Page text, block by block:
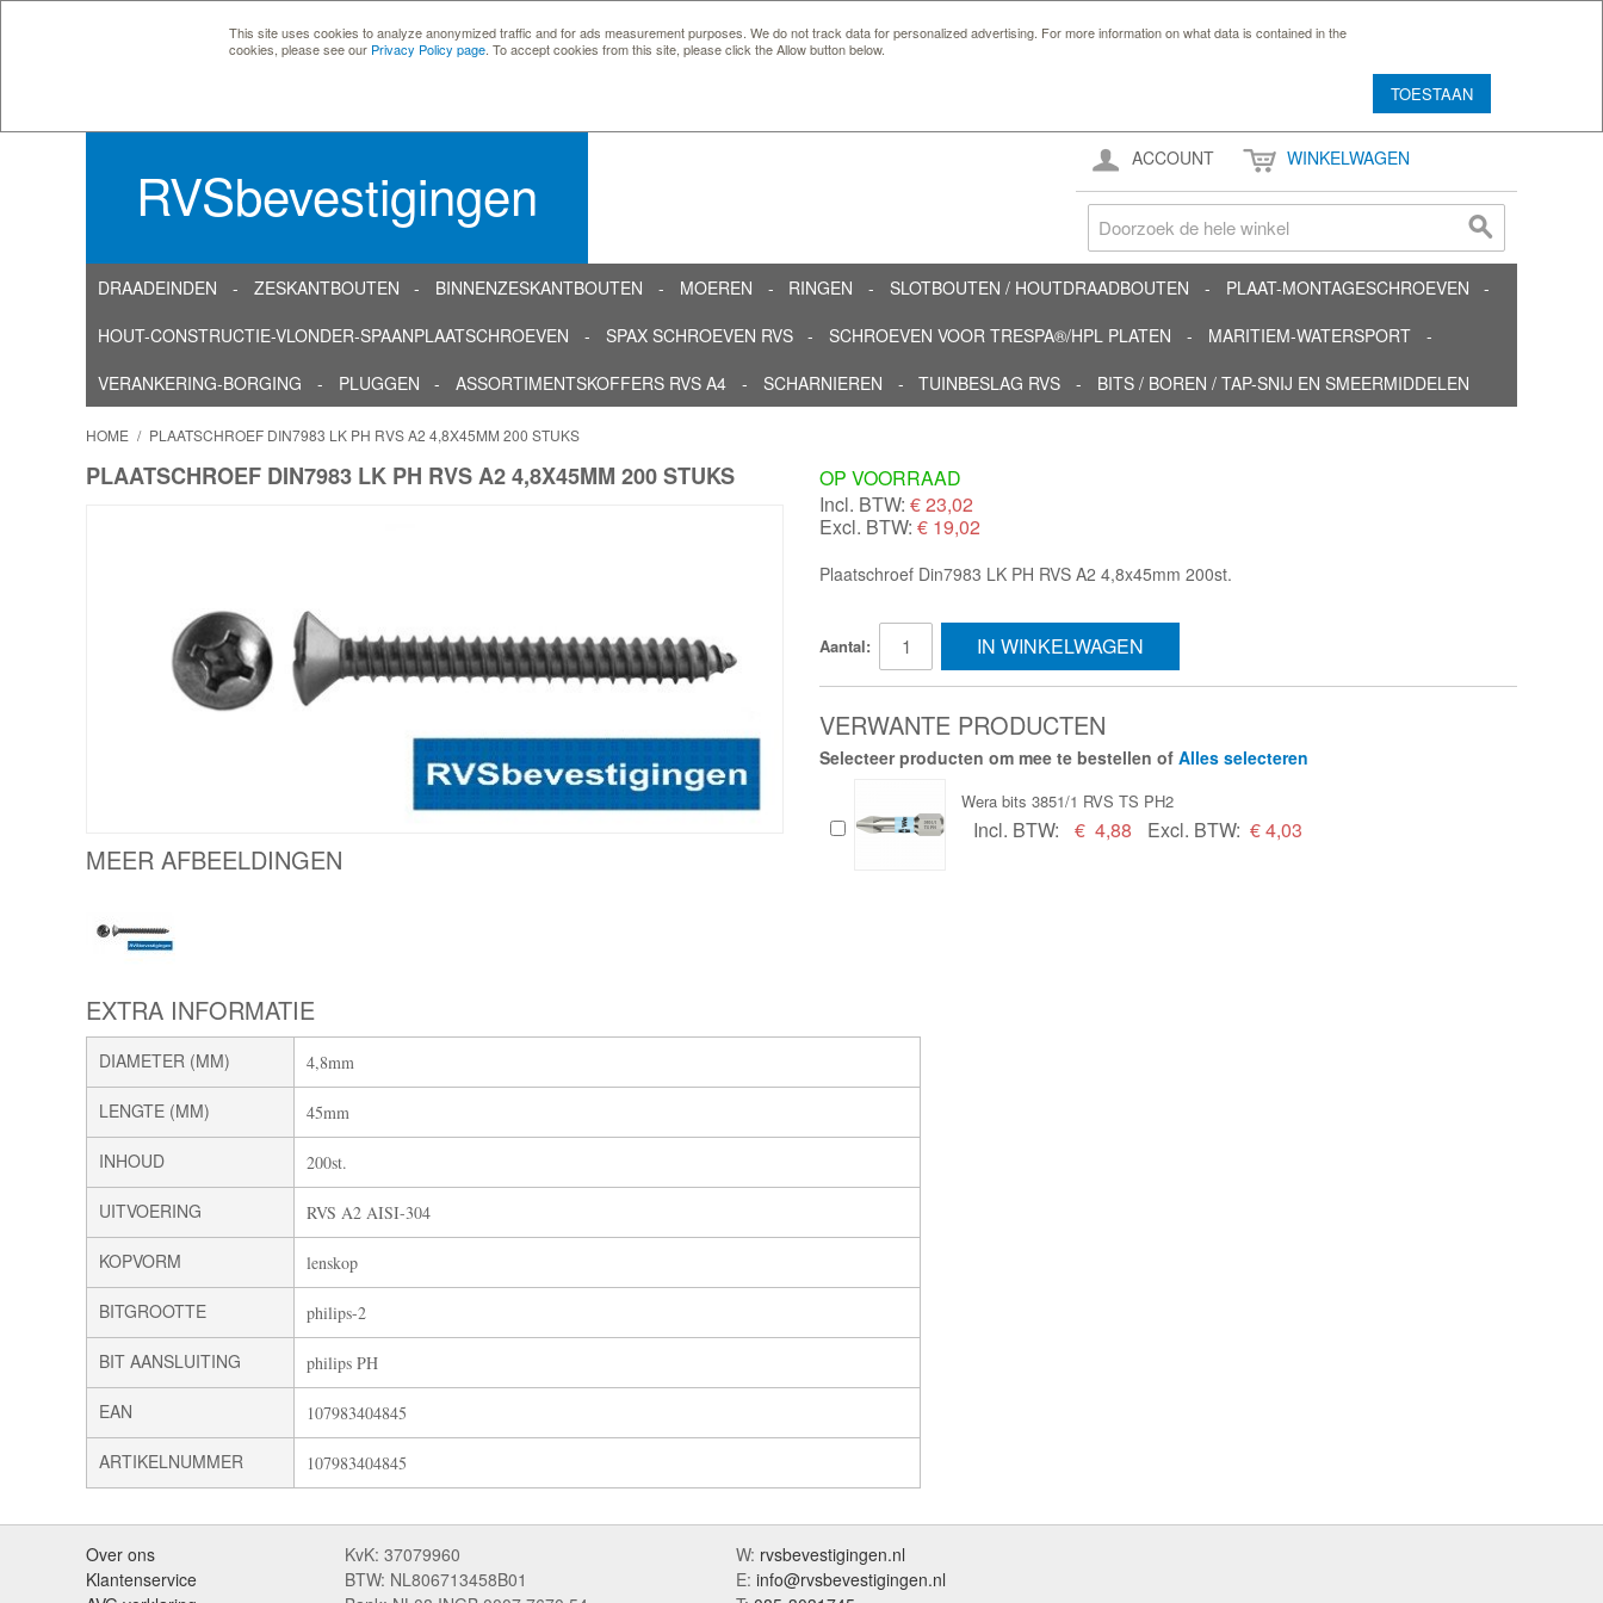
This site uses cookies to analyze anonymized traffic and for ads measurement purposes. We do not track data for personalized advertising. For more information on what data is contained in the
cookies, please see our Privacy Policy page . To accept cookies from this site, please click the Allow button below.
TOESTAAN
RVSbevestigingen
ACCOUNT WINKELWAGEN
DRAADEINDEN ZESKANTBOUTEN BINNENZESKANTBOUTEN MOEREN RINGEN SLOTBOUTEN / HOUTDRAADBOUTEN
PLAAT-MONTAGESCHROEVEN
HOUT-CONSTRUCTIE-VLONDER-SPAANPLAATSCHROEVEN
SPAX SCHROEVEN RVS SCHROEVEN VOOR TRESPA®/HPL PLATEN
MARITIEM-WATERSPORT
VERANKERING-BORGING
PLUGGEN ASSORTIMENTSKOFFERS RVS A4 SCHARNIEREN TUINBESLAG RVS BITS / BOREN / TAP-SNIJ EN SMEERMIDDELEN
HOME / PLAATSCHROEF DIN7983 LK PH RVS A2 4,8X45MM 200 STUKS
PLAATSCHROEF DIN7983 LK PH RVS A2 4,8X45MM 200 STUKS
MEER AFBEELDINGEN
OP VOORRAAD
Incl. BTW: €23,02
Excl. BTW: € 19,02
Plaatschroef Din7983 LK PH RVS A2 4,8x45mm 200st.
Aantal: IN WINKELWAGEN
VERWANTE PRODUCTEN
Selecteer producten om mee te bestellen of Alles selecteren
Wera bits 3851/1 RVS TS PH2
Incl. BTW: € 4,88 Excl. BTW: € 4,03
EXTRA INFORMATIE
DIAMETER (MM) 4,8mm
LENGTE (MM) 45mm
INHOUD 200st.
UITVOERING RVS A2 AISI-304
KOPVORM lenskop
BITGROOTTE philips-2
BIT AANSLUITING philips PH
EAN 107983404845
ARTIKELNUMMER 107983404845
Over ons
Klantenservice
KvK: 37079960
BTW: NL806713458B01
W: rvsbevestigingen.nl
E: info@rvsbevestigingen.nl